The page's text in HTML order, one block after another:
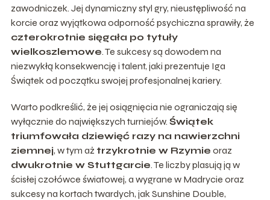
zawodniczek. Jej dynamiczny styl gry, nieustępliwość na
korcie oraz wyjątkowa odporność psychiczna sprawiły, że
czterokrotnie sięgała po tytuły
wielkoszlemowe. Te sukcesy są dowodem na
niezwykłą konsekwencję i talent, jaki prezentuje Iga
Świątek od początku swojej profesjonalnej kariery.
Warto podkreślić, że jej osiągnięcia nie ograniczają się
wyłącznie do największych turniejów. Świątek
triumfowała dziewięć razy na nawierzchni
ziemnej, w tym aż trzykrotnie w Rzymie oraz
dwukrotnie w Stuttgarcie. Te liczby plasują ją w
ścisłej czołówce światowej, a wygrane w Madrycie oraz
sukcesy na kortach twardych, jak Sunshine Double,